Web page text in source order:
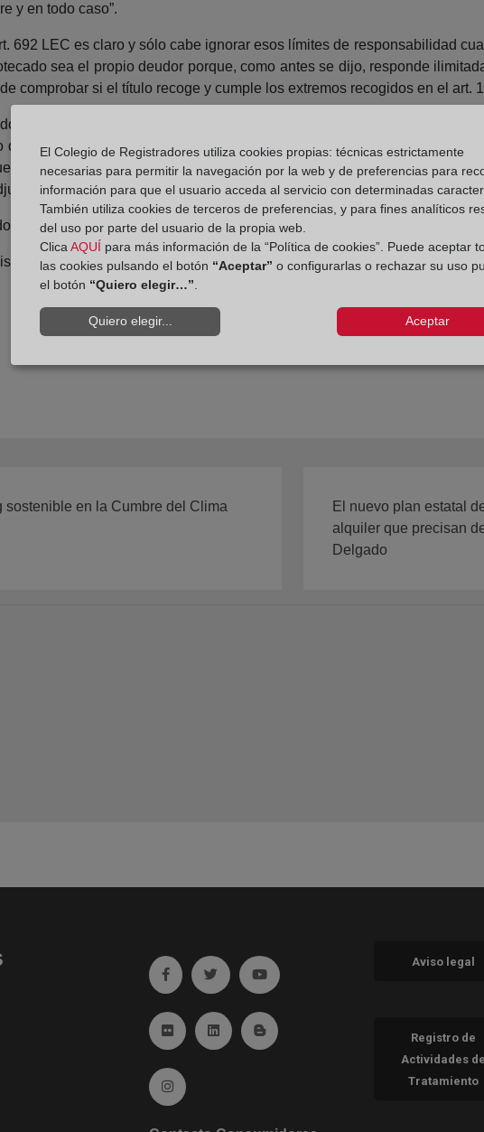
y en todo caso”.
692 LEC es claro y sólo cabe ignorar esos límites de responsabilidad
sea el propio deudor porque, como antes se dijo, responde
comprobar si el título recoge y cumple los extremos recogidos en el art.
con derecho inscrito con posterioridad a la hipoteca (anotación de
de la Propiedad de la adjudicación y de la cancelación de cargas a que
la sociedad demandante no consigne en el Juzgado a disposición de
y lo garantizado por la hipoteca de modo individualizado por
de la propiedad
sostenible en la Cumbre del Clima
El nuevo plan estatal
alquiler que precisan
Delgado
Ir a facebook (abre en ventana nueva)
Ir a twitter (abre en ventana nueva)
Ir a YouTube (abre en ventana nueva)
Ir a Flickr (abre en ventana nueva)
Ir a Linkedin (abre en ventana nueva)
Ir al Blog (abre en ventana nueva)
Ir a Instagram (abre en ventana nueva)
Aviso legal
Registro de
Actividades de
Tratamiento
El Colegio de Registradores utiliza cookies propias: técnicas estrictamente
necesarias para permitir la navegación por la web y de preferencias para
información para que el usuario acceda al servicio con determinadas
También utiliza cookies de terceros de preferencias, y para fines analíticos
del uso por parte del usuario de la propia web.
Clica AQUÍ para más información de la “Política de cookies”. Puede aceptar
las cookies pulsando el botón “Aceptar” o configurarlas o rechazar su uso
el botón “Quiero elegir…”
Quiero elegir... Aceptar